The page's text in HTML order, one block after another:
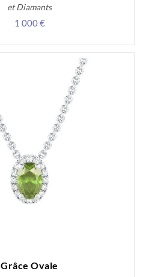
et Diamants
1 000 €
Grâce Ovale